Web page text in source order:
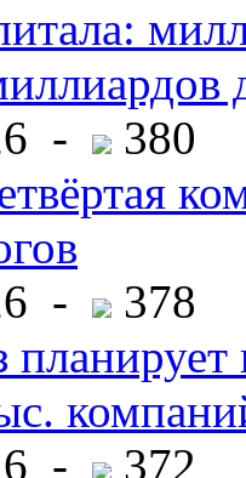
-
380
-
378
-
372